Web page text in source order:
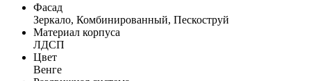
Фасад
Зеркало, Комбинированный, Пескоструй
Материал корпуса
ЛДСП
Цвет
Венге